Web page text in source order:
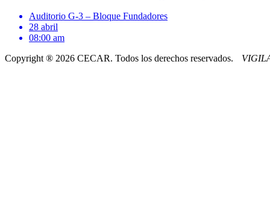
Auditorio G-3 – Bloque Fundadores
28 abril
08:00 am
Copyright ® 2026 CECAR. Todos los derechos reservados.